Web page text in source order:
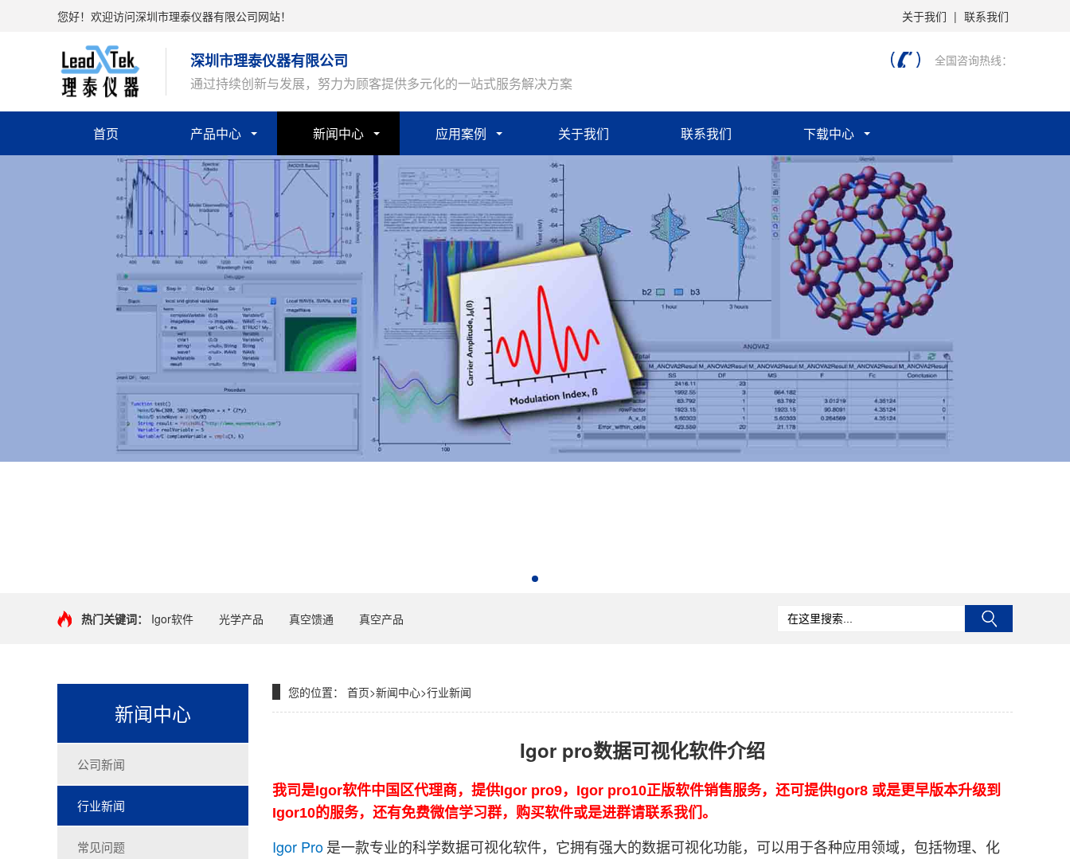
您好！欢迎访问深圳市理泰仪器有限公司网站！ 关于我们 | 联系我们
深圳市理泰仪器有限公司
通过持续创新与发展，努力为顾客提供多元化的一站式服务解决方案
全国咨询热线：
首页 产品中心 新闻中心 应用案例 关于我们 联系我们 下载中心
热门关键词：
Igor软件 光学产品 真空馈通 真空产品
新闻中心
公司新闻
行业新闻
常见问题
您的位置： 首页>新闻中心>行业新闻
Igor pro数据可视化软件介绍
我司是Igor软件中国区代理商，提供Igor pro9，Igor pro10正版软件销售服务，还可提供Igor8 或是更早版本升级到
Igor10的服务，还有免费微信学习群，购买软件或是进群请联系我们。
Igor Pro是一款专业的科学数据可视化软件，它拥有强大的数据可视化功能，可以用于各种应用领域，包括物理、化